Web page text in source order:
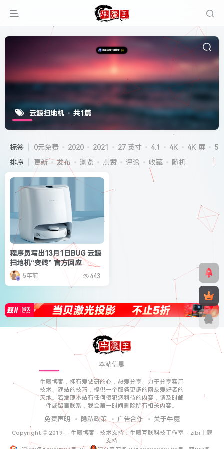
云鲸扫地机 共1篇
标签 0元免费 2020 2021 27 英寸 4.1 4K 4K 屏
5G
排序
更新 发布 浏览 点赞 评论 收藏 随机
程序员写出13月1日BUG 云鲸
扫地机“变砖” 官方回应
5年前 443
本站信息
牛魔博客，拥有爱钻研的心，热爱分享、力于分享实用
技术、建站的技巧，提供一个服务更多的网友爱好者的
天地。若发现本站有任何侵犯您利益的内容，请及时邮
件或留言联系，我会第一时间删除所有相关内容。
免责声明 隐私政策 广告合作 关于牛魔
Copyright © 2019- · 牛魔博客 · 技术支持： 牛魔互联科技工作室 · zibi主题
支持